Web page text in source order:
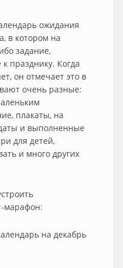
ожидания
в котором на
задание,
празднику. Когда
он отмечает это в
очень разные:
плакаты, на
и выполненные
для детей,
и много других
марафон:
на декабрь